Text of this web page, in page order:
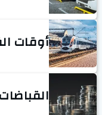
أوقات